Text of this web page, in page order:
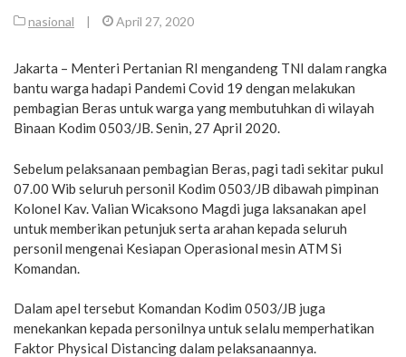
nasional | April 27, 2020
Jakarta – Menteri Pertanian RI mengandeng TNI dalam rangka
bantu warga hadapi Pandemi Covid 19 dengan melakukan
pembagian Beras untuk warga yang membutuhkan di wilayah
Binaan Kodim 0503/JB. Senin, 27 April 2020.
Sebelum pelaksanaan pembagian Beras, pagi tadi sekitar pukul
07.00 Wib seluruh personil Kodim 0503/JB dibawah pimpinan
Kolonel Kav. Valian Wicaksono Magdi juga laksanakan apel
untuk memberikan petunjuk serta arahan kepada seluruh
personil mengenai Kesiapan Operasional mesin ATM Si
Komandan.
Dalam apel tersebut Komandan Kodim 0503/JB juga
menekankan kepada personilnya untuk selalu memperhatikan
Faktor Physical Distancing dalam pelaksanaannya.